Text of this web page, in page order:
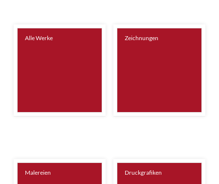
Alle Werke Zeichnungen
Malereien Druckgrafiken